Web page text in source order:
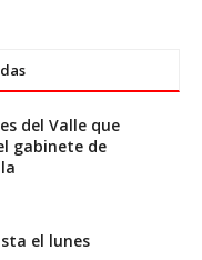
del Valle que
gabinete de
el lunes